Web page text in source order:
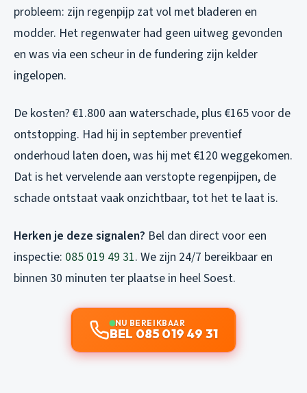
probleem: zijn regenpijp zat vol met bladeren en
modder. Het regenwater had geen uitweg gevonden
en was via een scheur in de fundering zijn kelder
ingelopen.
De kosten? €1.800 aan waterschade, plus €165 voor de
ontstopping. Had hij in september preventief
onderhoud laten doen, was hij met €120 weggekomen.
Dat is het vervelende aan verstopte regenpijpen, de
schade ontstaat vaak onzichtbaar, tot het te laat is.
Herken je deze signalen? Bel dan direct voor een
inspectie: 085 019 49 31. We zijn 24/7 bereikbaar en
binnen 30 minuten ter plaatse in heel Soest.
NU BEREIKBAAR
BEL 085 019 49 31